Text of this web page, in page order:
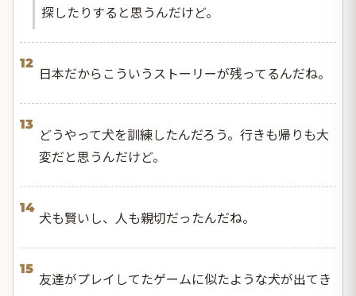
探したりすると思うんだけど。
12
日本だからこういうストーリーが残ってるんだね。
13
どうやって犬を訓練したんだろう。行きも帰りも大
変だと思うんだけど。
14
犬も賢いし、人も親切だったんだね。
15
友達がプレイしてたゲームに似たような犬が出てき